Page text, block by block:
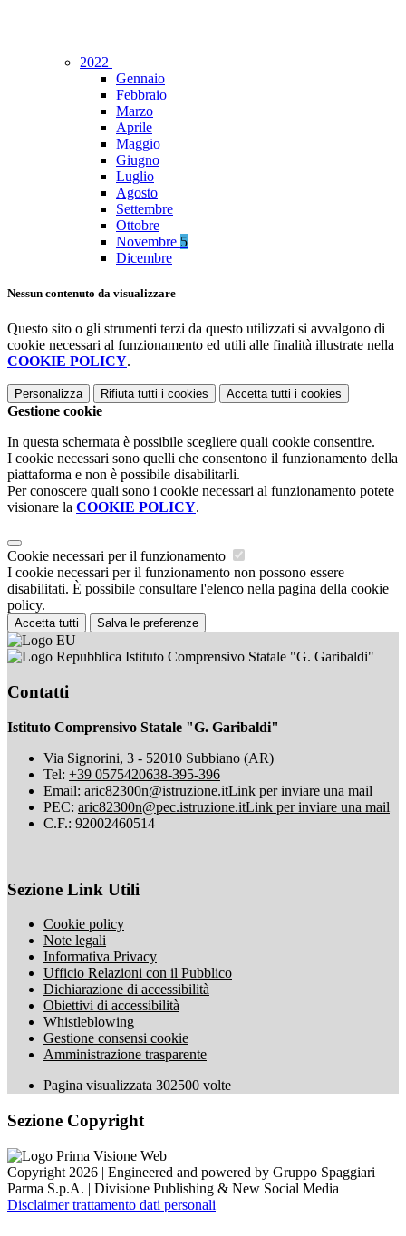
2022
Gennaio
Febbraio
Marzo
Aprile
Maggio
Giugno
Luglio
Agosto
Settembre
Ottobre
Novembre 5
Dicembre
Nessun contenuto da visualizzare
Questo sito o gli strumenti terzi da questo utilizzati si avvalgono di
cookie necessari al funzionamento ed utili alle finalità illustrate nella
COOKIE POLICY.
Personalizza Rifiuta tutti i cookies Accetta tutti i cookies
Gestione cookie
In questa schermata è possibile scegliere quali cookie consentire.
I cookie necessari sono quelli che consentono il funzionamento della
piattaforma e non è possibile disabilitarli.
Per conoscere quali sono i cookie necessari al funzionamento potete
visionare la COOKIE POLICY.
Cookie necessari per il funzionamento
I cookie necessari per il funzionamento non possono essere
disabilitati. È possibile consultare l'elenco nella pagina della cookie
policy.
Accetta tutti Salva le preferenze
Istituto Comprensivo Statale "G. Garibaldi"
Contatti
Istituto Comprensivo Statale "G. Garibaldi"
Via Signorini, 3 - 52010 Subbiano (AR)
Tel: +39 0575420638-395-396
Email: aric82300n@istruzione.itLink per inviare una mail
PEC: aric82300n@pec.istruzione.itLink per inviare una mail
C.F.: 92002460514
Sezione Link Utili
Cookie policy
Note legali
Informativa Privacy
Ufficio Relazioni con il Pubblico
Dichiarazione di accessibilità
Obiettivi di accessibilità
Whistleblowing
Gestione consensi cookie
Amministrazione trasparente
Pagina visualizzata 302500 volte
Sezione Copyright
Copyright 2026 | Engineered and powered by Gruppo Spaggiari
Parma S.p.A. | Divisione Publishing & New Social Media
Disclaimer trattamento dati personali